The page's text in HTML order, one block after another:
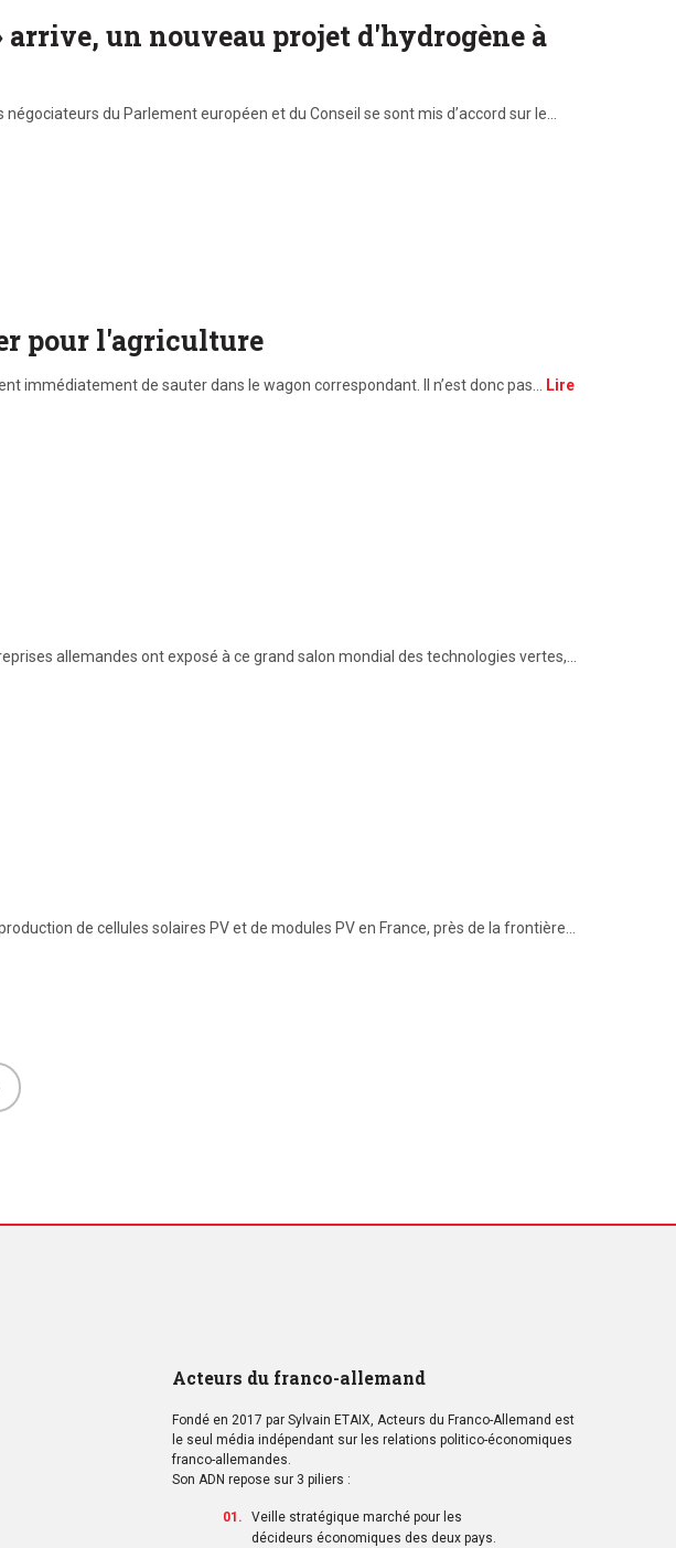
un nouveau projet d'hydrogène à
du Parlement européen et du Conseil se sont mis d’accord sur le…
pour l'agriculture
immédiatement de sauter dans le wagon correspondant. Il n’est donc pas…
Lire
allemandes ont exposé à ce grand salon mondial des technologies vertes,…
de cellules solaires PV et de modules PV en France, près de la frontière…
Acteurs du franco-allemand
Fondé en 2017 par Sylvain ETAIX, Acteurs du Franco-Allemand est
le seul média indépendant sur les relations politico-économiques
franco-allemandes.
Son ADN repose sur 3 piliers :
Veille stratégique marché pour les
décideurs économiques des deux pays.